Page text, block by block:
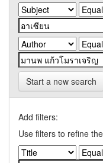
Start a new search
Add filters:
Use filters to refine